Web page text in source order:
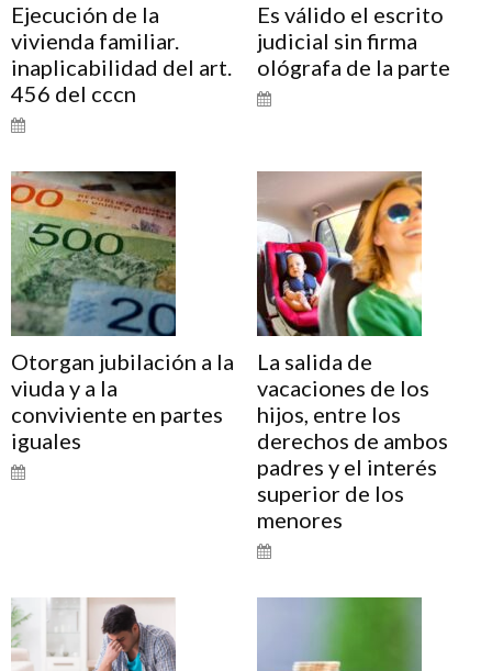
Ejecución de la
vivienda familiar.
inaplicabilidad del art.
456 del cccn
Es válido el escrito
judicial sin firma
ológrafa de la parte
Otorgan jubilación a la
viuda y a la
conviviente en partes
iguales
La salida de
vacaciones de los
hijos, entre los
derechos de ambos
padres y el interés
superior de los
menores